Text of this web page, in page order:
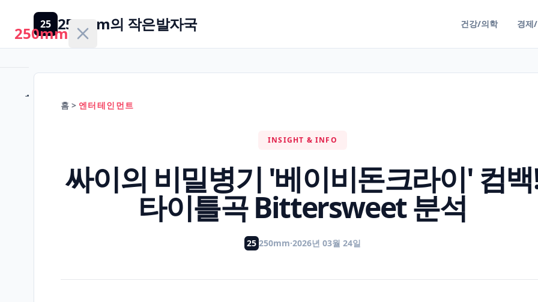
250mm
홈
25 250mm의 작은발자국 건강/의학 경제
홈 > 엔터테인먼트
INSIGHT & INFO
싸이의 비밀병기 '베이비돈크라이' 컴
타이틀곡 Bittersweet 분석
25 250mm·2026년 03월 24일